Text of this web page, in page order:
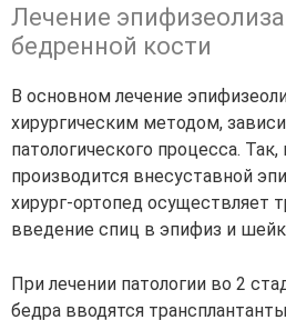
Лечение
бедренной кости
В основном лечение
хирургическим методом,
патологического процесса. Так,
производится внесуставной
хирург-ортопед осуществляет
введение спиц в эпифиз и
При лечении патологии во 2
бедра вводятся